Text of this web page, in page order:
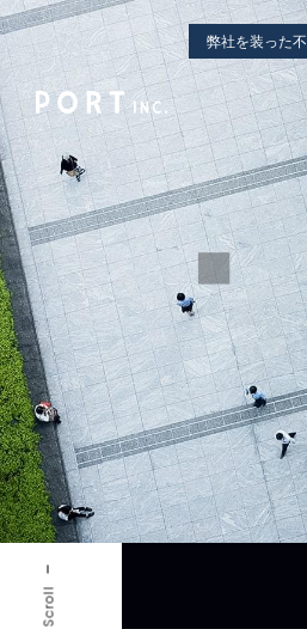
弊社を装った
Scroll